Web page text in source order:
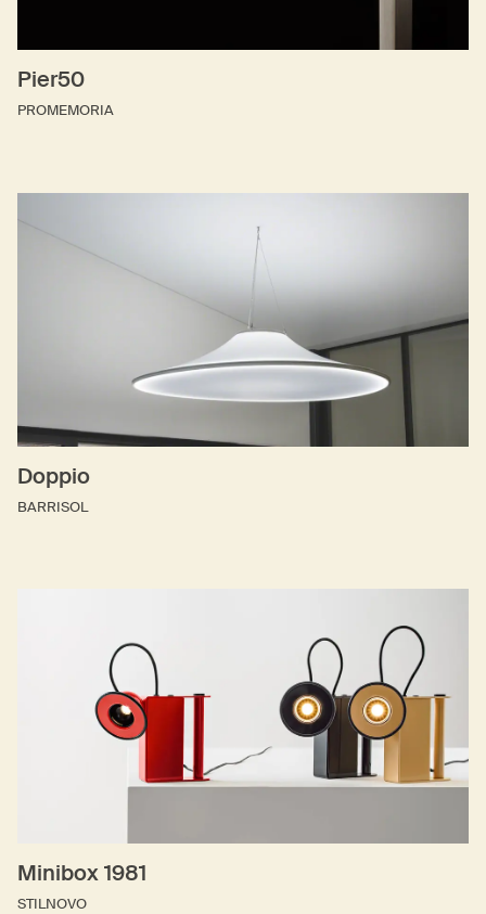
Pier50
PROMEMORIA
Doppio
BARRISOL
Minibox 1981
STILNOVO